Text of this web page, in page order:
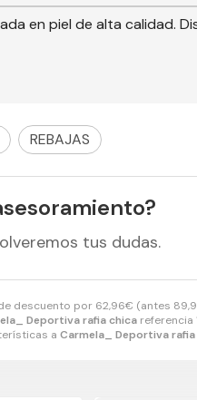
descuento por 62,96€ (antes
Deportiva rafia chica referencia
a Carmela_ Deportiva
en piel de alta
REBAJAS
tus dudas.